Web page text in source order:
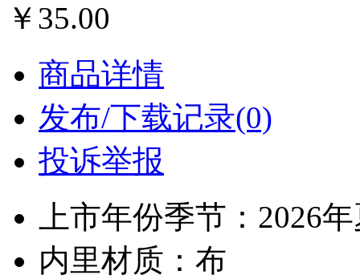
￥35.00
商品详情
发布/下载记录(0)
投诉举报
上市年份季节：2026
内里材质：布